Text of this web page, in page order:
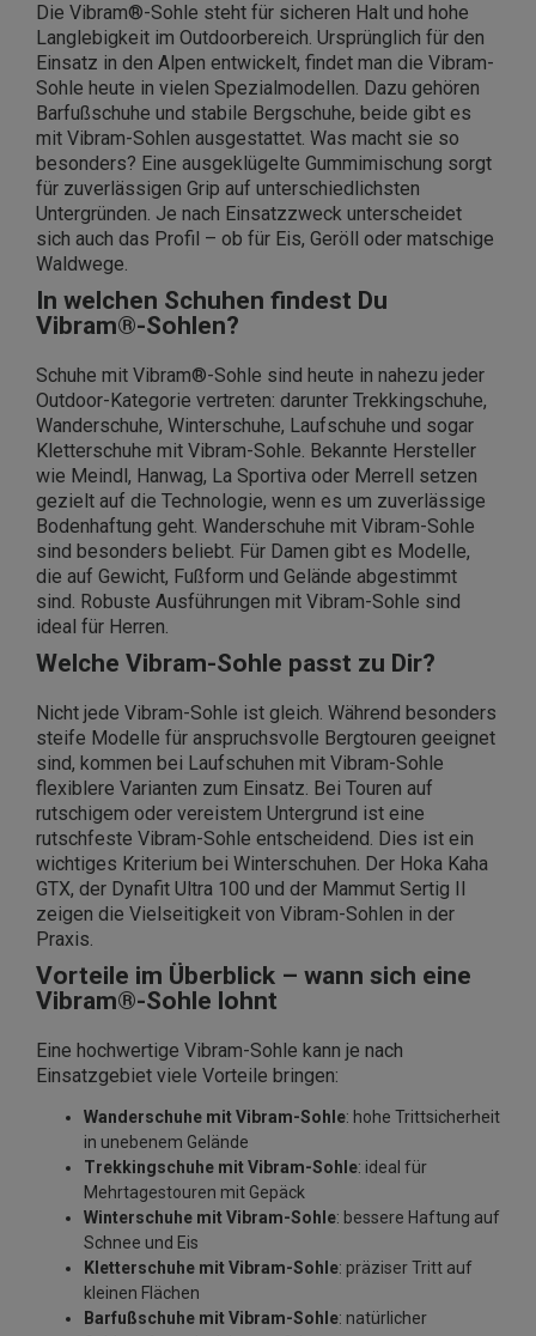
Die Vibram®-Sohle steht für sicheren Halt und hohe
Langlebigkeit im Outdoorbereich. Ursprünglich für den
Einsatz in den Alpen entwickelt, findet man die Vibram-
Sohle heute in vielen Spezialmodellen. Dazu gehören
Barfußschuhe und stabile Bergschuhe, beide gibt es
mit Vibram-Sohlen ausgestattet. Was macht sie so
besonders? Eine ausgeklügelte Gummimischung sorgt
für zuverlässigen Grip auf unterschiedlichsten
Untergründen. Je nach Einsatzzweck unterscheidet
sich auch das Profil – ob für Eis, Geröll oder matschige
Waldwege.
In welchen Schuhen findest Du
Vibram®-Sohlen?
Schuhe mit Vibram®-Sohle sind heute in nahezu jeder
Outdoor-Kategorie vertreten: darunter Trekkingschuhe,
Wanderschuhe, Winterschuhe, Laufschuhe und sogar
Kletterschuhe mit Vibram-Sohle. Bekannte Hersteller
wie Meindl, Hanwag, La Sportiva oder Merrell setzen
gezielt auf die Technologie, wenn es um zuverlässige
Bodenhaftung geht. Wanderschuhe mit Vibram-Sohle
sind besonders beliebt. Für Damen gibt es Modelle,
die auf Gewicht, Fußform und Gelände abgestimmt
sind. Robuste Ausführungen mit Vibram-Sohle sind
ideal für Herren.
Welche Vibram-Sohle passt zu Dir?
Nicht jede Vibram-Sohle ist gleich. Während besonders
steife Modelle für anspruchsvolle Bergtouren geeignet
sind, kommen bei Laufschuhen mit Vibram-Sohle
flexiblere Varianten zum Einsatz. Bei Touren auf
rutschigem oder vereistem Untergrund ist eine
rutschfeste Vibram-Sohle entscheidend. Dies ist ein
wichtiges Kriterium bei Winterschuhen. Der Hoka Kaha
GTX, der Dynafit Ultra 100 und der Mammut Sertig II
zeigen die Vielseitigkeit von Vibram-Sohlen in der
Praxis.
Vorteile im Überblick – wann sich eine
Vibram®-Sohle lohnt
Eine hochwertige Vibram-Sohle kann je nach
Einsatzgebiet viele Vorteile bringen:
Wanderschuhe mit Vibram-Sohle: hohe Trittsicherheit
in unebenem Gelände
Trekkingschuhe mit Vibram-Sohle: ideal für
Mehrtagestouren mit Gepäck
Winterschuhe mit Vibram-Sohle: bessere Haftung auf
Schnee und Eis
Kletterschuhe mit Vibram-Sohle: präziser Tritt auf
kleinen Flächen
Barfußschuhe mit Vibram-Sohle: natürlicher